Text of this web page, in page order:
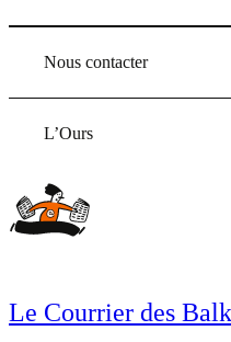
Nous contacter
L’Ours
Le Courrier des